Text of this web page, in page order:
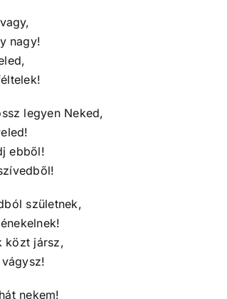
nagy!
legyen Neked,
ebből!
születnek,
közt jársz,
nekem!